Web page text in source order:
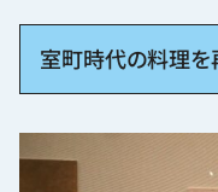
室町時代の料理を